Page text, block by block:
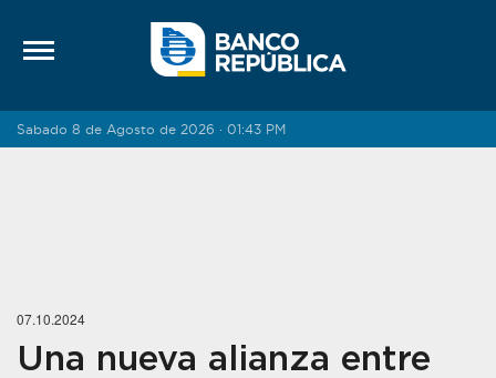
Sabado 8 de Agosto de 2026 · 01:43 PM
07.10.2024
Una nueva alianza entre